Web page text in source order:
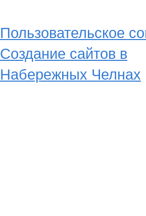
Пользовательское
Создание сайтов в
Набережных Челнах